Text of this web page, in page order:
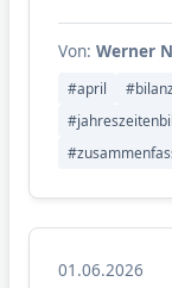
Von: Werner
#april
01.06.2026